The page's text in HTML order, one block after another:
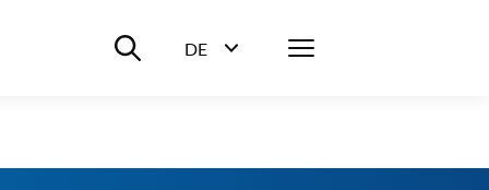
Suche ein-/ausblenden
DE
Menü